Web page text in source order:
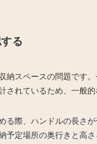
る
納スペースの問題です
されているため、一般
る際、ハンドルの長さ
予定場所の奥行きと高